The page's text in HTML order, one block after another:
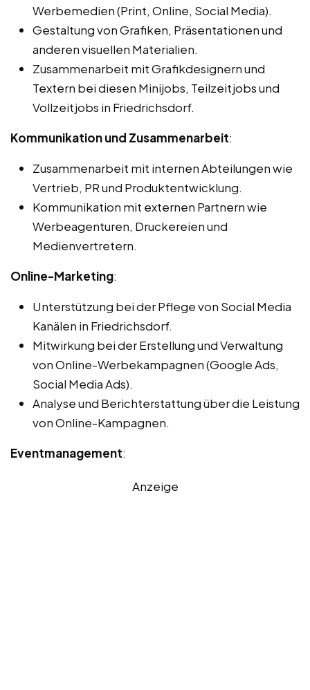
Werbemedien (Print, Online, Social Media).
Gestaltung von Grafiken, Präsentationen und
anderen visuellen Materialien.
Zusammenarbeit mit Grafikdesignern und
Textern bei diesen Minijobs, Teilzeitjobs und
Vollzeitjobs in Friedrichsdorf.
Kommunikation und Zusammenarbeit:
Zusammenarbeit mit internen Abteilungen wie
Vertrieb, PR und Produktentwicklung.
Kommunikation mit externen Partnern wie
Werbeagenturen, Druckereien und
Medienvertretern.
Online-Marketing:
Unterstützung bei der Pflege von Social Media
Kanälen in Friedrichsdorf.
Mitwirkung bei der Erstellung und Verwaltung
von Online-Werbekampagnen (Google Ads,
Social Media Ads).
Analyse und Berichterstattung über die Leistung
von Online-Kampagnen.
Eventmanagement:
Anzeige